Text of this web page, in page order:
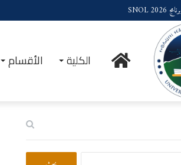
برنامج SNOL 2026
الرئيسيةالكلية الأقسام
البحث